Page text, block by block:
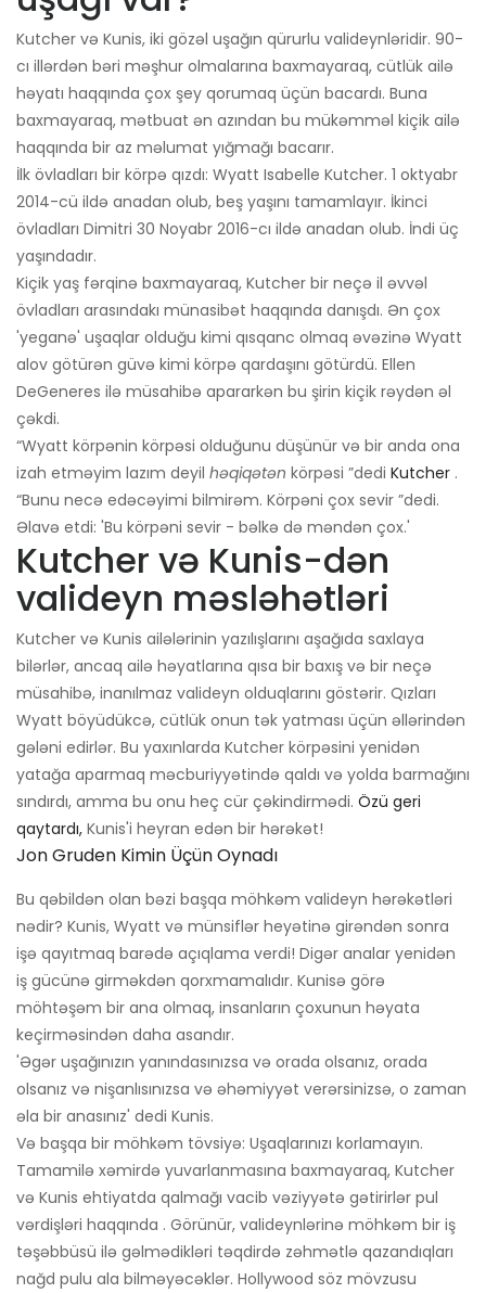
Kutcher və Kunis, iki gözəl uşağın qürurlu valideynləridir. 90-
cı illərdən bəri məşhur olmalarına baxmayaraq, cütlük ailə
həyatı haqqında çox şey qorumaq üçün bacardı. Buna
baxmayaraq, mətbuat ən azından bu mükəmməl kiçik ailə
haqqında bir az məlumat yığmağı bacarır.
İlk övladları bir körpə qızdı: Wyatt Isabelle Kutcher. 1 oktyabr
2014-cü ildə anadan olub, beş yaşını tamamlayır. İkinci
övladları Dimitri 30 Noyabr 2016-cı ildə anadan olub. İndi üç
yaşındadır.
Kiçik yaş fərqinə baxmayaraq, Kutcher bir neçə il əvvəl
övladları arasındakı münasibət haqqında danışdı. Ən çox
'yeganə' uşaqlar olduğu kimi qısqanc olmaq əvəzinə Wyatt
alov götürən güvə kimi körpə qardaşını götürdü. Ellen
DeGeneres ilə müsahibə apararkən bu şirin kiçik rəydən əl
çəkdi.
“Wyatt körpənin körpəsi olduğunu düşünür və bir anda ona
izah etməyim lazım deyil həqiqətən körpəsi ”dedi Kutcher .
“Bunu necə edəcəyimi bilmirəm. Körpəni çox sevir ”dedi.
Əlavə etdi: 'Bu körpəni sevir - bəlkə də məndən çox.'
Kutcher və Kunis-dən
valideyn məsləhətləri
Kutcher və Kunis ailələrinin yazılışlarını aşağıda saxlaya
bilərlər, ancaq ailə həyatlarına qısa bir baxış və bir neçə
müsahibə, inanılmaz valideyn olduqlarını göstərir. Qızları
Wyatt böyüdükcə, cütlük onun tək yatması üçün əllərindən
gələni edirlər. Bu yaxınlarda Kutcher körpəsini yenidən
yatağa aparmaq məcburiyyətində qaldı və yolda barmağını
sındırdı, amma bu onu heç cür çəkindirmədi. Özü geri
qaytardı, Kunis'i heyran edən bir hərəkət!
Jon Gruden Kimin Üçün Oynadı
Bu qəbildən olan bəzi başqa möhkəm valideyn hərəkətləri
nədir? Kunis, Wyatt və münsiflər heyətinə girəndən sonra
işə qayıtmaq barədə açıqlama verdi! Digər analar yenidən
iş gücünə girməkdən qorxmamalıdır. Kunisə görə
möhtəşəm bir ana olmaq, insanların çoxunun həyata
keçirməsindən daha asandır.
'Əgər uşağınızın yanındasınızsa və orada olsanız, orada
olsanız və nişanlısınızsa və əhəmiyyət verərsinizsə, o zaman
əla bir anasınız' dedi Kunis.
Və başqa bir möhkəm tövsiyə: Uşaqlarınızı korlamayın.
Tamamilə xəmirdə yuvarlanmasına baxmayaraq, Kutcher
və Kunis ehtiyatda qalmağı vacib vəziyyətə gətirirlər pul
vərdişləri haqqında . Görünür, valideynlərinə möhkəm bir iş
təşəbbüsü ilə gəlmədikləri təqdirdə zəhmətlə qazandıqları
nağd pulu ala bilməyəcəklər. Hollywood söz mövzusu